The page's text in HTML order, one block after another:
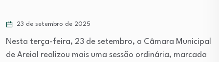
23 de setembro de 2025
Nesta terça-feira, 23 de setembro, a Câmara Municipal
de Areial realizou mais uma sessão ordinária, marcada